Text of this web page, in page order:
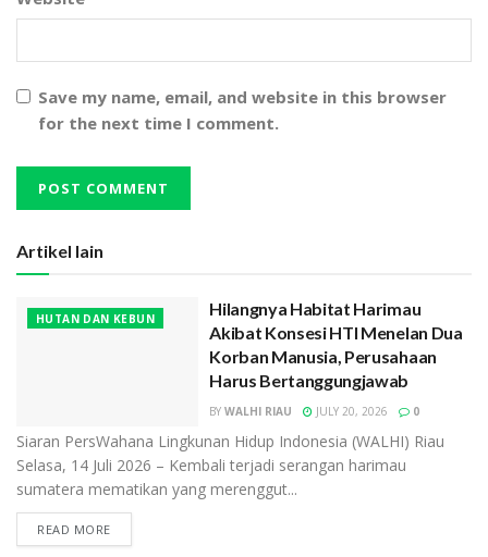
Save my name, email, and website in this browser
for the next time I comment.
Artikel lain
HUTAN DAN KEBUN
Hilangnya Habitat Harimau
Akibat Konsesi HTI Menelan Dua
Korban Manusia, Perusahaan
Harus Bertanggungjawab
BY WALHI RIAU JULY 20, 2026 0
Siaran PersWahana Lingkunan Hidup Indonesia (WALHI) Riau
Selasa, 14 Juli 2026 – Kembali terjadi serangan harimau
sumatera mematikan yang merenggut...
READ MORE